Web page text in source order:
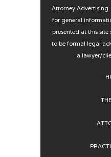
Attorney
for general
presented at this
to be formal legal
a lawyer/